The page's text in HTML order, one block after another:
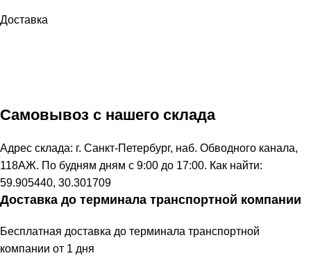
Доставка
Самовывоз с нашего склада
Адрес склада: г. Санкт-Петербург, наб. Обводного канала,
118АЖ. По будням дням с 9:00 до 17:00. Как найти:
59.905440, 30.301709
Доставка до терминала транспортной компании
Бесплатная доставка до терминала транспортной
компании от 1 дня